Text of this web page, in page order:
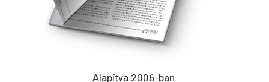
Alapítva 2006-ban.